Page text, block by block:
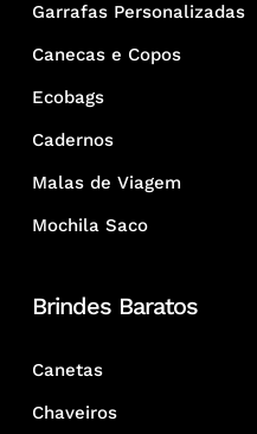
Garrafas Personalizadas
Canecas e Copos
Ecobags
Cadernos
Malas de Viagem
Mochila Saco
Brindes Baratos
Canetas
Chaveiros